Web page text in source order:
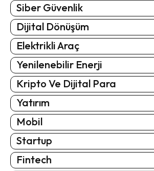
Siber Güvenlik
Dijital Dönüşüm
Elektrikli Araç
Yenilenebilir Enerji
Kripto Ve Dijital Para
Yatırım
Mobil
Startup
Fintech